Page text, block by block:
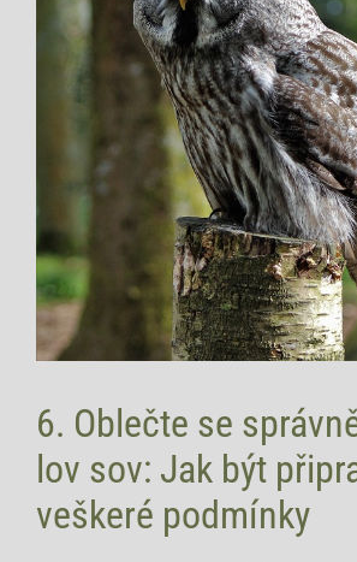
6. Oblečte ‌se
lov sov: Jak ‍být
veškeré podmínky